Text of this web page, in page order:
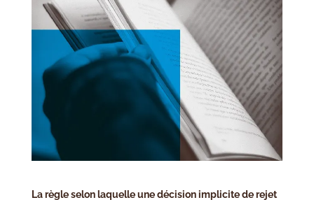
La règle selon laquelle une décision implicite de rejet